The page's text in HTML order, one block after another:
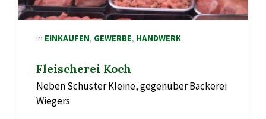
in EINKAUFEN, GEWERBE, HANDWERK
Fleischerei Koch
Neben Schuster Kleine, gegenüber Bäckerei
Wiegers